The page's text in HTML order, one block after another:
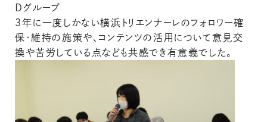
Ｄグループ
３年に一度しかない横浜トリエンナーレのフォロワー確
保・維持の施策や、コンテンツの活用について意見交
換や苦労している点なども共感でき有意義でした。